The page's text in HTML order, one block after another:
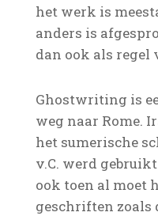
het werk is
anders is
dan ook als regel
Ghostwriting is
weg naar Rome.
het sumerische
v.C. werd
ook toen al moet
geschriften zoals